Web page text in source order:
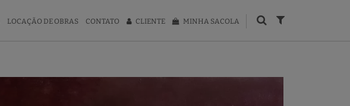
LOCAÇÃO DE OBRAS CONTATO CLIENTE MINHA SACOLA